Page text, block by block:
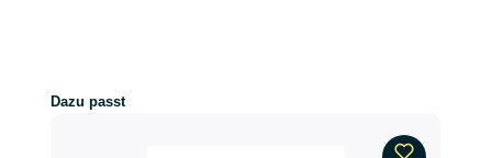
Produktgalerie überspringen
Dazu passt